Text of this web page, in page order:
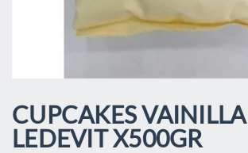
CUPCAKES VAINILLA
LEDEVIT X500GR